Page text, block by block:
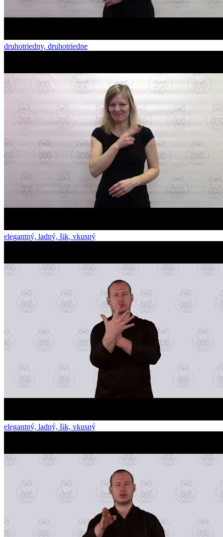
druhotriedny, druhotriedne
elegantný, ladný, šik, vkusný
elegantný, ladný, šik, vkusný